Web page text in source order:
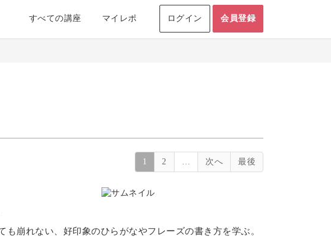
すべての講座 マイレポ ログイン 会員登録
1 2 次へ 最後
崩れない、好印象のひらがなやフレーズの書き方を学ぶ。